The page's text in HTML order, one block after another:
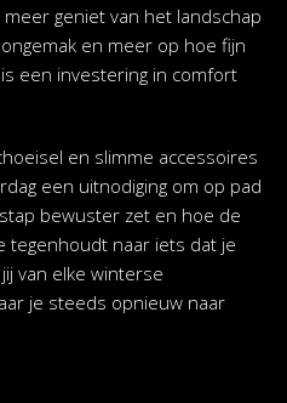
geniet van het landschap
en meer op hoe fijn
een investering in comfort
en slimme accessoires
een uitnodiging om op pad
bewuster zet en hoe de
tegenhoudt naar iets dat je
van elke winterse
je steeds opnieuw naar